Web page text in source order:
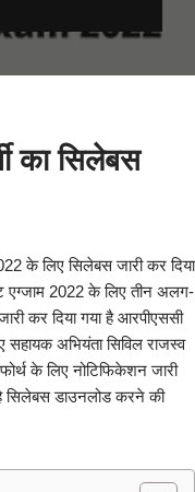
का सिलेबस
के लिए सिलेबस जारी कर दिया
एग्जाम 2022 के लिए तीन अलग-
कर दिया गया है आरपीएससी
सहायक अभियंता सिविल राजस्व
के लिए नोटिफिकेशन जारी
सिलेबस डाउनलोड करने की